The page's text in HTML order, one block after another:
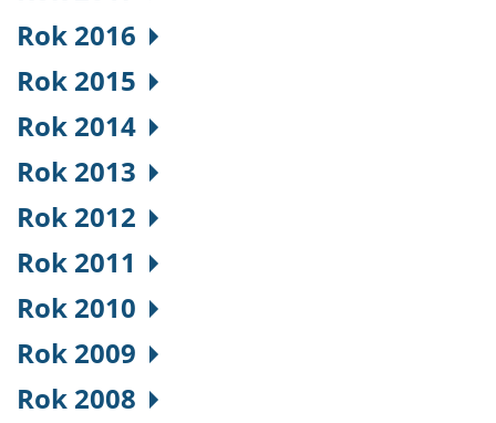
Rok 2016
Rok 2015
Rok 2014
Rok 2013
Rok 2012
Rok 2011
Rok 2010
Rok 2009
Rok 2008